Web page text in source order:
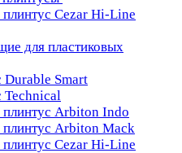
Cezar Hi-Line
для пластиковых
Smart
Technical
плинтус Arbiton Indo
плинтус Arbiton Mack
Cezar Hi-Line